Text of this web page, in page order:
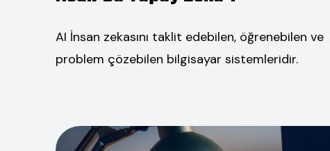
AI İnsan zekasını taklit edebilen, öğrenebilen ve
problem çözebilen bilgisayar sistemleridir.